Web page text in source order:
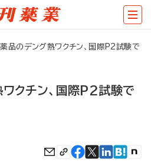
品のデング熱ワクチン、国際P2試験で
クチン、国際P2試験で